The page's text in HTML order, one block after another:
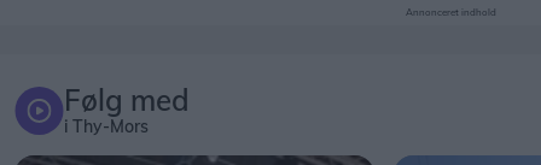
Annonceret indhold
Følg med
i Thy-Mors